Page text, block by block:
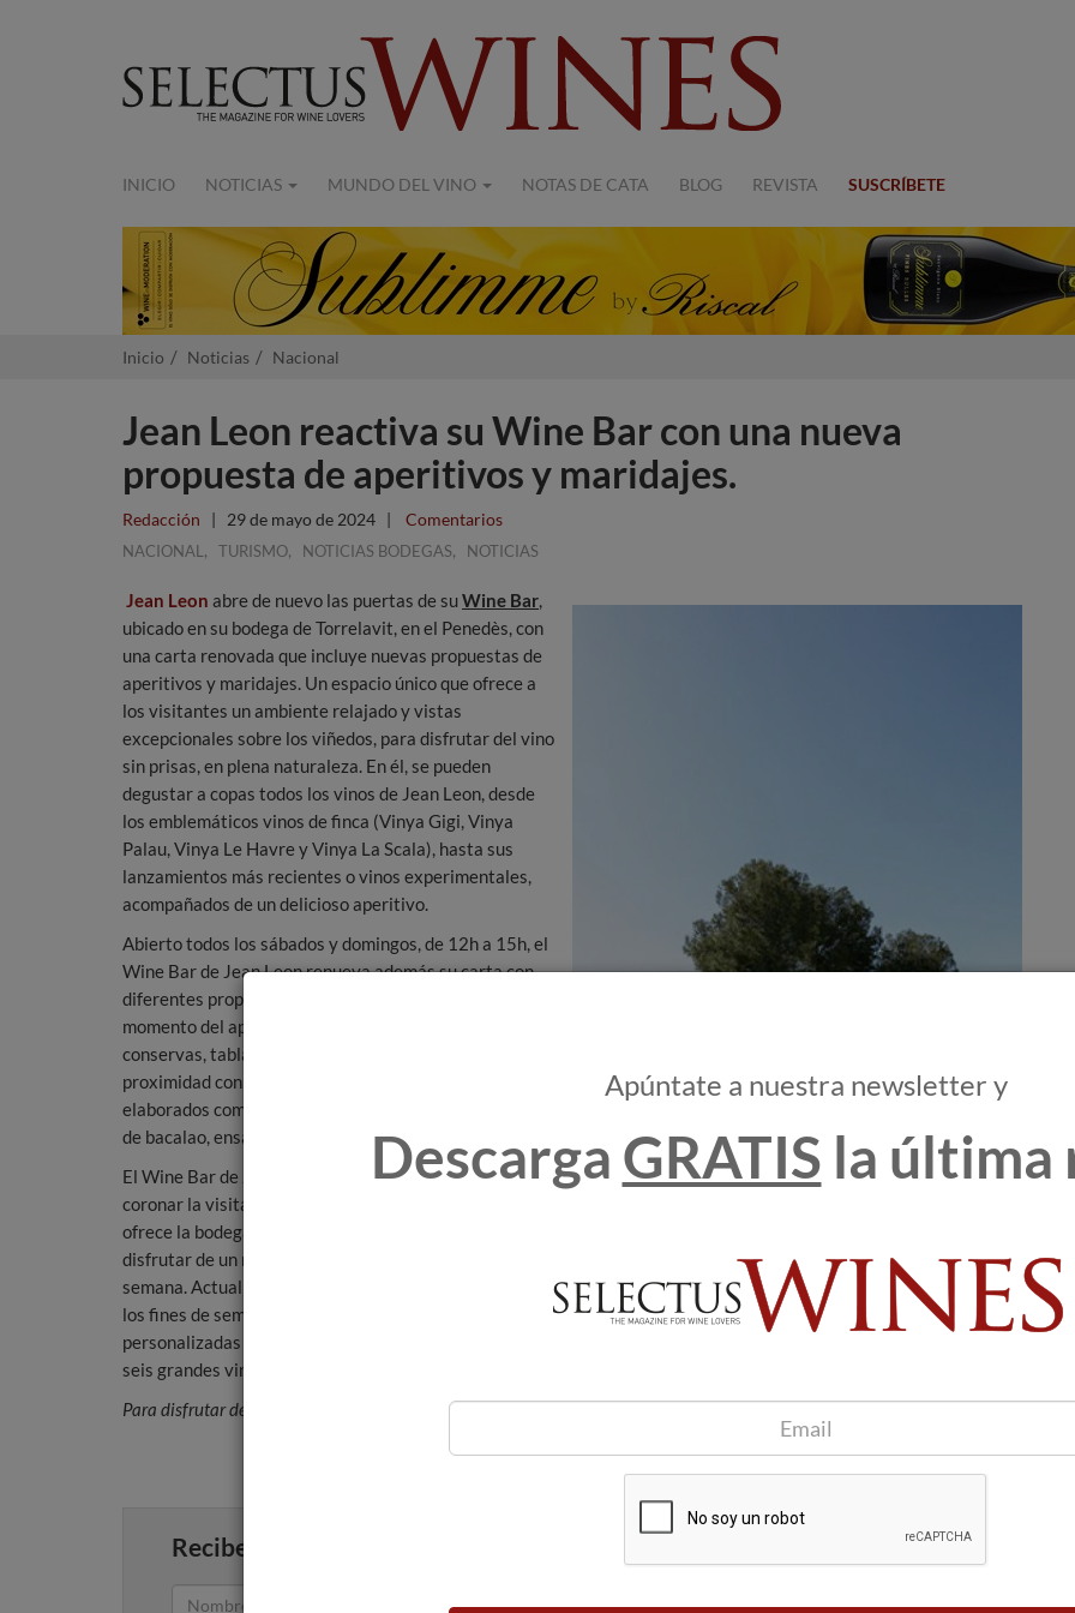
INICIO NOTICIAS MUNDO DEL VINO NOTAS DE CATA BLOG REVISTA SUSCRÍBETE
Inicio Noticias Nacional
Jean Leon reactiva su Wine Bar con una nueva
propuesta de aperitivos y maridajes.
Redacción | 29 de mayo de 2024 | Comentarios
NACIONAL , TURISMO, NOTICIAS BODEGAS, NOTICIAS
Jean Leon abre de nuevo las puertas de suWine Bar,
ubicado en su bodega de Torrelavit, en el Penedès, con
una carta renovada que incluye nuevas propuestas de
aperitivos y maridajes. Un espacio único que ofrece a
los visitantes un ambiente relajado y vistas
excepcionales sobre los viñedos, para disfrutar del vino
sin prisas, en plena naturaleza. En él, se pueden
degustar a copas todos los vinos de Jean Leon, desde
los emblemáticos vinos de finca (Vinya Gigi, Vinya
Palau, Vinya Le Havre y Vinya La Scala), hasta sus
lanzamientos más recientes o vinos experimentales,
acompañados de un delicioso aperitivo.
Abierto todos los sábados y domingos, de 12h a 15h, el
Wine Bar de Jean Leon renueva además su carta con
diferentes propuestas para compartir y disfrutar del
momento del aperitivo, como platos de encurtidos y
conservas, tablas de embutidos y quesos de
proximidad con pan con tomate, y algunos platillos más
elaborados como las patatas con salsa brava, buñuelos
de bacalao, ensaladilla rusa o hummus de remolacha.
El Wine Bar de Jean Leon es una alternativa ideal para
coronar la visita y las experiencias enoturísticas que
ofrece la bodega del Penedès o simplemente para
disfrutar de un momento de ocio durante el fin de
semana. Actualmente, la bodega ofrece visitas todos
los fines de semana que finalizan con un maridaje de cinco vinos y cinco quesos, además de otras experiencias más
personalizadas como ‘Elabora tu propio vino’ o ‘Heritage Wine Experience’, una visita y cata con un recorrido por
seis grandes vinos de Jean Leon a través del tiempo.
Para disfrutar del Wine Bar de Jean Leon no es necesario realizar reserva previa.
Recibe artículos como este en tu bandeja de entrada
Apúntame
Apúntate a nuestra newsletter y
Descarga GRATIS la última